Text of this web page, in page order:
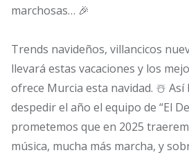
marchosas… 🎉
Trends navideños, villancicos
llevará estas vacaciones y los
ofrece Murcia esta navidad. ☃️ Así
despedir el año el equipo de “El
prometemos que en 2025
música, mucha más marcha, y